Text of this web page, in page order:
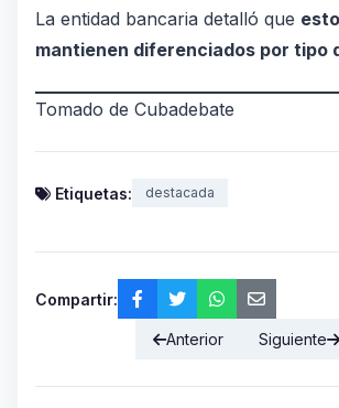
La entidad bancaria detalló que
mantienen diferenciados por tipo
Tomado de Cubadebate
Etiquetas: destacada
Compartir:
Anterior Siguiente